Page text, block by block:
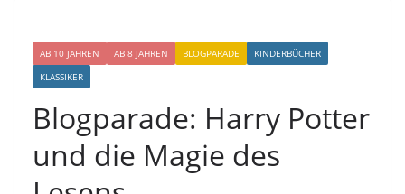
AB 10 JAHREN AB 8 JAHREN BLOGPARADE
KINDERBÜCHER
KLASSIKER
Blogparade: Harry Potter
und die Magie des